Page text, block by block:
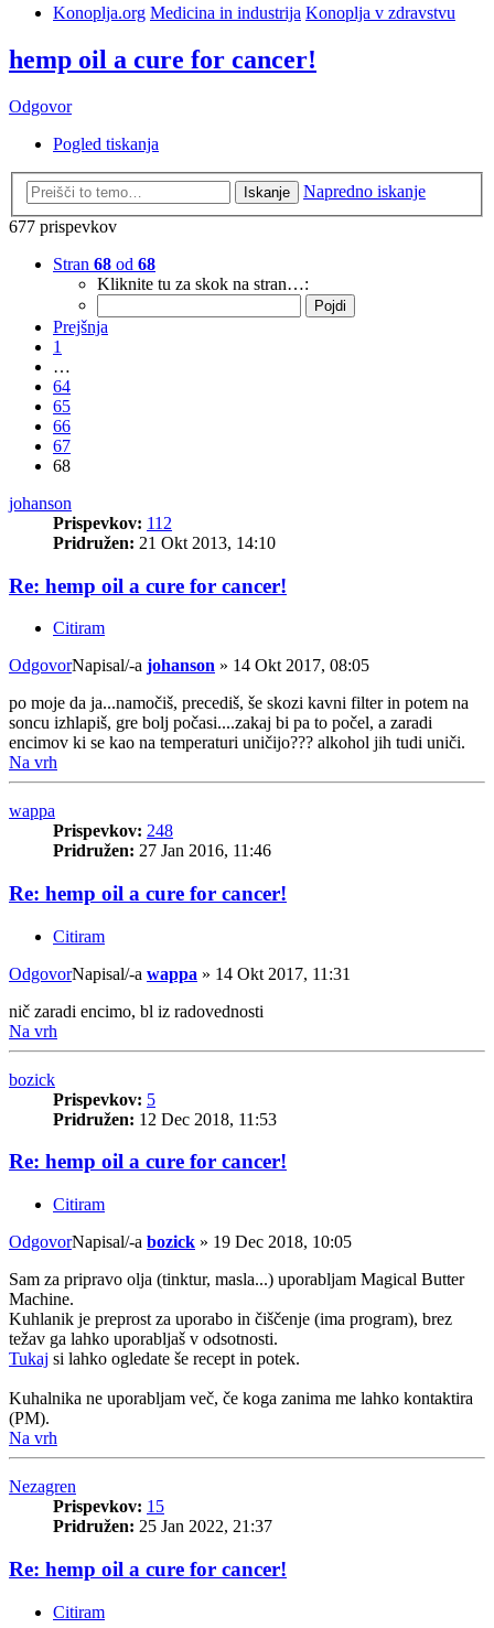
Konoplja.org Medicina in industrija Konoplja v zdravstvu
hemp oil a cure for cancer!
Odgovor
Pogled tiskanja
Iskanje
Napredno iskanje
677 prispevkov
Stran 68 od 68
Kliknite tu za skok na stran…:
Prejšnja
1
…
64
65
66
67
68
johanson
Prispevkov: 112
Pridružen: 21 Okt 2013, 14:10
Re: hemp oil a cure for cancer!
Citiram
OdgovorNapisal/-a johanson » 14 Okt 2017, 08:05
po moje da ja...namočiš, precediš, še skozi kavni filter in potem na
soncu izhlapiš, gre bolj počasi....zakaj bi pa to počel, a zaradi
encimov ki se kao na temperaturi uničijo??? alkohol jih tudi uniči.
Na vrh
wappa
Prispevkov: 248
Pridružen: 27 Jan 2016, 11:46
Re: hemp oil a cure for cancer!
Citiram
OdgovorNapisal/-a wappa » 14 Okt 2017, 11:31
nič zaradi encimo, bl iz radovednosti
Na vrh
bozick
Prispevkov: 5
Pridružen: 12 Dec 2018, 11:53
Re: hemp oil a cure for cancer!
Citiram
OdgovorNapisal/-a bozick » 19 Dec 2018, 10:05
Sam za pripravo olja (tinktur, masla...) uporabljam Magical Butter
Machine.
Kuhlanik je preprost za uporabo in čiščenje (ima program), brez
težav ga lahko uporabljaš v odsotnosti.
Tukaj si lahko ogledate še recept in potek.
Kuhalnika ne uporabljam več, če koga zanima me lahko kontaktira
(PM).
Na vrh
Nezagren
Prispevkov: 15
Pridružen: 25 Jan 2022, 21:37
Re: hemp oil a cure for cancer!
Citiram